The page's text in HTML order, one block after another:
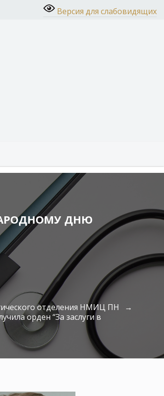
Версия для слабовидящих
ДНЮ
отделения НМИЦ ПН
орден “За заслуги в